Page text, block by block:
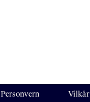
Personvern Vilkår